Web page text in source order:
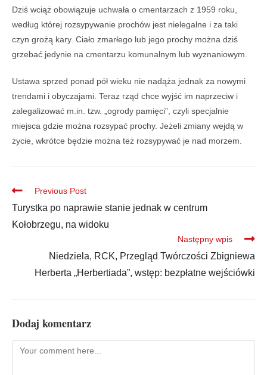
Dziś wciąż obowiązuje uchwała o cmentarzach z 1959 roku,
według której rozsypywanie prochów jest nielegalne i za taki
czyn grożą kary. Ciało zmarłego lub jego prochy można dziś
grzebać jedynie na cmentarzu komunalnym lub wyznaniowym.
Ustawa sprzed ponad pół wieku nie nadąża jednak za nowymi
trendami i obyczajami. Teraz rząd chce wyjść im naprzeciw i
zalegalizować m.in. tzw. „ogrody pamięci”, czyli specjalnie
miejsca gdzie można rozsypać prochy. Jeżeli zmiany wejdą w
życie, wkrótce będzie można też rozsypywać je nad morzem.
Previous Post
Turystka po naprawie stanie jednak w centrum
Kołobrzegu, na widoku
Następny wpis
Niedziela, RCK, Przegląd Twórczości Zbigniewa
Herberta „Herbertiada”, wstęp: bezpłatne wejściówki
Dodaj komentarz